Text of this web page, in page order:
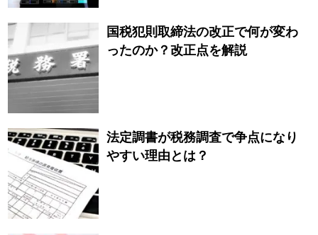
国税犯則取締法の改正で何が変わ
ったのか？改正点を解説
法定調書が税務調査で争点になり
やすい理由とは？